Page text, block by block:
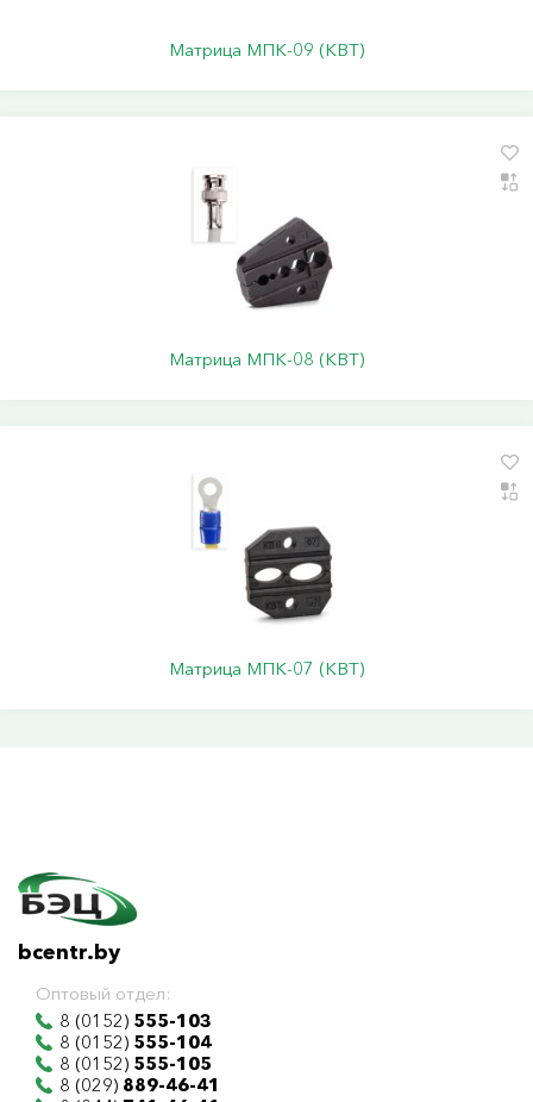
Матрица МПК-09 (КВТ)
Матрица МПК-08 (КВТ)
Матрица МПК-07 (КВТ)
bcentr.by
Оптовый отдел:
8 (0152) 555-103
8 (0152) 555-104
8 (0152) 555-105
8 (029) 889-46-41